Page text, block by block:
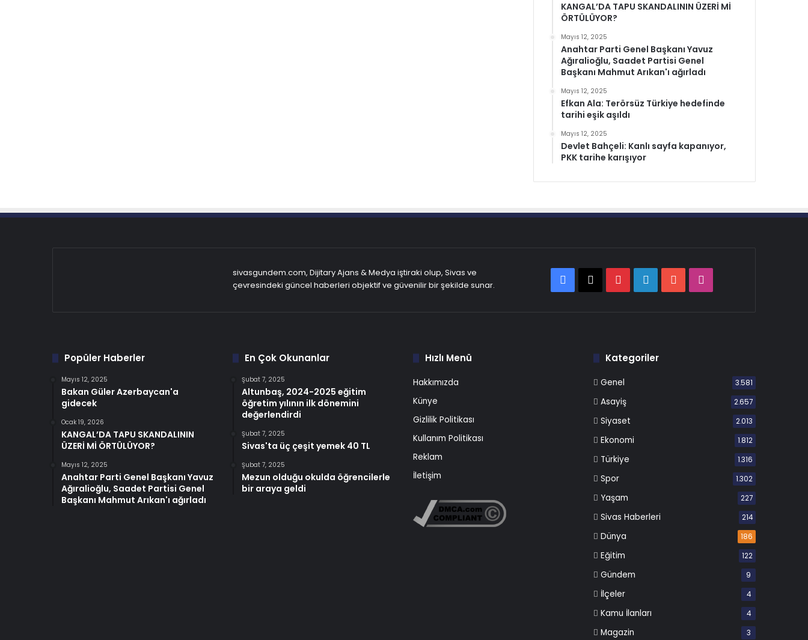
KANGAL’DA TAPU SKANDALININ ÜZERİ Mİ
ÖRTÜLÜYOR?
Mayıs 12, 2025
Anahtar Parti Genel Başkanı Yavuz
Ağıralioğlu, Saadet Partisi Genel
Başkanı Mahmut Arıkan'ı ağırladı
Mayıs 12, 2025
Efkan Ala: Terörsüz Türkiye hedefinde
tarihi eşik aşıldı
Mayıs 12, 2025
Devlet Bahçeli: Kanlı sayfa kapanıyor,
PKK tarihe karışıyor
sivasgundem.com, Dijitary Ajans & Medya iştiraki olup, Sivas ve
çevresindeki güncel haberleri objektif ve güvenilir bir şekilde sunar.
Facebook
X PinterestLinkedInYouTube
Popüler Haberler
Mayıs 12, 2025
Bakan Güler Azerbaycan'a
gidecek
Ocak 19, 2026
KANGAL’DA TAPU SKANDALININ
ÜZERİ Mİ ÖRTÜLÜYOR?
Mayıs 12, 2025
Anahtar Parti Genel Başkanı Yavuz
Ağıralioğlu, Saadet Partisi Genel
Başkanı Mahmut Arıkan'ı ağırladı
En Çok Okunanlar
Şubat 7, 2025
Altunbaş, 2024-2025 eğitim
öğretim yılının ilk dönemini
değerlendirdi
Şubat 7, 2025
Sivas'ta üç çeşit yemek 40 TL
Şubat 7, 2025
Mezun olduğu okulda öğrencilerle
bir araya geldi
Hızlı Menü
Hakkımızda
Künye
Gizlilik Politikası
Kullanım Politikası
Reklam
İletişim
Kategoriler
Genel 3.581
Asayiş 2.657
Siyaset 2.013
Ekonomi 1.812
Türkiye 1.316
Spor 1.302
Yaşam 227
Sivas Haberleri 214
Dünya 186
Eğitim 122
Gündem 9
İlçeler 4
Kamu İlanları 4
Magazin 3